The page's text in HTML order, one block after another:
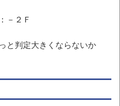
－２Ｆ
と判定大きくならないか